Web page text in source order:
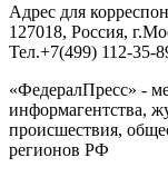
Адрес для
127018, Россия, г.
Тел.+7(499) 112-35-
«ФедералПресс» -
информагентства,
происшествия,
регионов РФ